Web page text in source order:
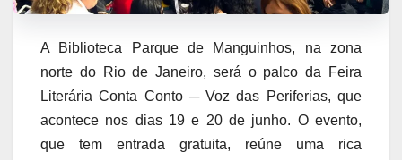
A Biblioteca Parque de Manguinhos, na zona
norte do Rio de Janeiro, será o palco da Feira
Literária Conta Conto ─ Voz das Periferias, que
acontece nos dias 19 e 20 de junho. O evento,
que tem entrada gratuita, reúne uma rica